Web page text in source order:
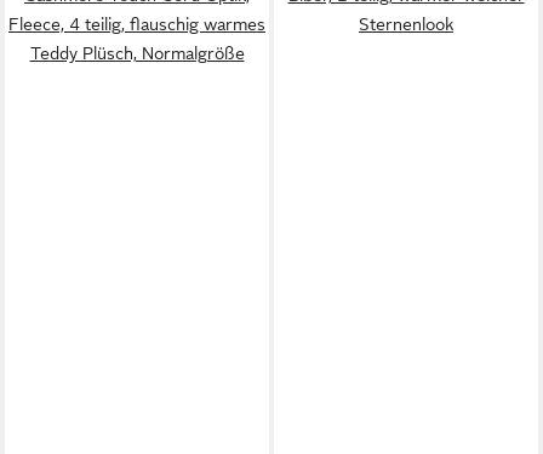
Fleece, 4 teilig, flauschig warmes
Teddy Plüsch, Normalgröße
Sternenlook